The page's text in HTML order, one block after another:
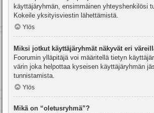
käyttäjäryhmän, ensimmäinen yhteyshenkilösi
Kokeile yksityisviestin lähettämistä.
Ylös
Miksi jotkut käyttäjäryhmät näkyvät eri
Foorumin ylläpitäjä voi määritellä tietyn
värin joka helpottaa kyseisen käyttäjäryhmän
tunnistamista.
Ylös
Mikä on “oletusryhmä”?